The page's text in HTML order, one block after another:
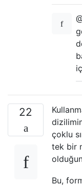
—
22
çoklu
tek bir
Bu,